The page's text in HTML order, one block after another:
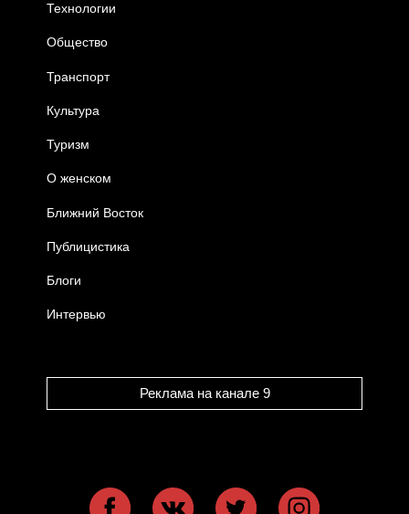
Технологии
Общество
Транспорт
Культура
Туризм
О женском
Ближний Восток
Публицистика
Блоги
Интервью
Реклама на канале 9